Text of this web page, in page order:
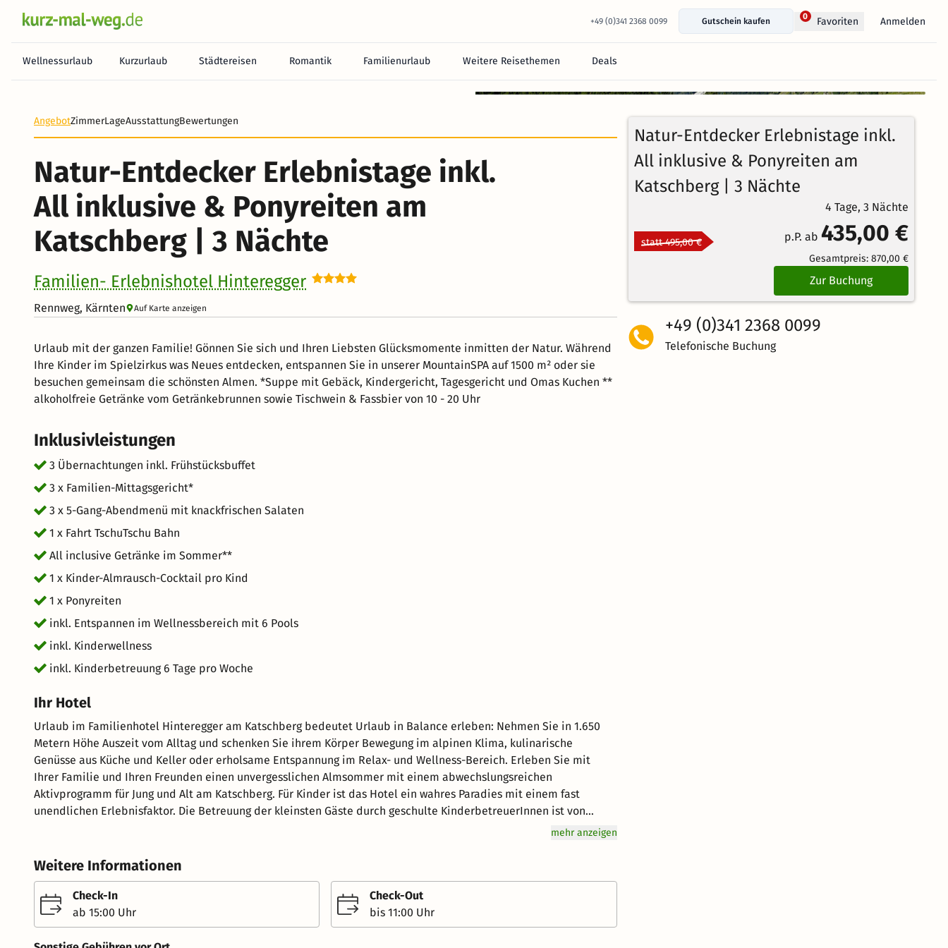
+49 (0)341 2368 0099 Gutschein kaufen
0 Favoriten Anmelden
Wellnessurlaub Kurzurlaub Städtereisen Romantik Familienurlaub Weitere Reisethemen Deals
Heute noch keine Zahlung erforderlich! Zahlen Sie bequem im Hotel.
Bewertungen
AngebotZimmerLageAusstattungBewertungen
Natur-Entdecker Erlebnistage inkl.
All inklusive & Ponyreiten am
Katschberg | 3 Nächte
Familien- Erlebnishotel Hinteregger
Rennweg, Kärnten Auf Karte anzeigen
Urlaub mit der ganzen Familie! Gönnen Sie sich und Ihren Liebsten Glücksmomente inmitten der Natur. Während
Ihre Kinder im Spielzirkus was Neues entdecken, entspannen Sie in unserer MountainSPA auf 1500 m² oder sie
besuchen gemeinsam die schönsten Almen. *Suppe mit Gebäck, Kindergericht, Tagesgericht und Omas Kuchen **
alkoholfreie Getränke vom Getränkebrunnen sowie Tischwein & Fassbier von 10 - 20 Uhr
Inklusivleistungen
3 Übernachtungen inkl. Frühstücksbuffet
3 x Familien-Mittagsgericht*
3 x 5-Gang-Abendmenü mit knackfrischen Salaten
1 x Fahrt TschuTschu Bahn
All inclusive Getränke im Sommer**
1 x Kinder-Almrausch-Cocktail pro Kind
1 x Ponyreiten
inkl. Entspannen im Wellnessbereich mit 6 Pools
inkl. Kinderwellness
inkl. Kinderbetreuung 6 Tage pro Woche
Ihr Hotel
Urlaub im Familienhotel Hinteregger am Katschberg bedeutet Urlaub in Balance erleben: Nehmen Sie in 1.650
Metern Höhe Auszeit vom Alltag und schenken Sie ihrem Körper Bewegung im alpinen Klima, kulinarische
Genüsse aus Küche und Keller oder erholsame Entspannung im Relax- und Wellness-Bereich. Erleben Sie mit
Ihrer Familie und Ihren Freunden einen unvergesslichen Almsommer mit einem abwechslungsreichen
Aktivprogramm für Jung und Alt am Katschberg. Für Kinder ist das Hotel ein wahres Paradies mit einem fast
unendlichen Erlebnisfaktor. Die Betreuung der kleinsten Gäste durch geschulte KinderbetreuerInnen ist von
Sonntag bis Freitag jeweils von 09.00 bis 18.00 Uhr ebenso kostenlos, wie die Benutzung der Krabbelstube. Das
Personen, Familienzimmer 3-4 Personen und natürlich unsere Appartementzimmer mit 2 getrennten
Schlafräumen für 4-5 Personen. Ausstattung der Zimmer: Bad oder Dusche/WC, Telefon, SAT-TV, Radio und
kuscheliger Bademantel für die Erwachsenen. Kulinarik vom Feinsten wäre zunächst das ausgedehnte und
vielfältige Frühstücksbuffet. Wer schon zu Mittag wieder hungrig ist, auf den wartet unser Mittagssnack und am
Nachmittag gibt es für alle "Siassn" einen Strudel oder Kuchen. Der kulinarische Höhepunkt des Tages ist das
mehr anzeigen
Weitere Informationen
Check-In
ab 15:00 Uhr
Check-Out
bis 11:00 Uhr
Natur-Entdecker Erlebnistage inkl.
All inklusive & Ponyreiten am
Katschberg | 3 Nächte
4 Tage, 3 Nächte
statt 495,00 € p.P. ab 435,00 €
Gesamtpreis: 870,00 €
Zur Buchung
+49 (0)341 2368 0099
Telefonische Buchung